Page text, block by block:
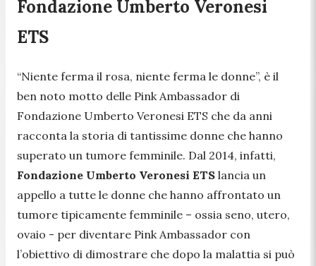
Fondazione Umberto Veronesi
ETS
“Niente ferma il rosa, niente ferma le donne”, è il
ben noto motto delle Pink Ambassador di
Fondazione Umberto Veronesi ETS che da anni
racconta la storia di tantissime donne che hanno
superato un tumore femminile. Dal 2014, infatti,
Fondazione Umberto Veronesi ETS lancia un
appello a tutte le donne che hanno affrontato un
tumore tipicamente femminile – ossia seno, utero,
ovaio - per diventare Pink Ambassador con
l’obiettivo di dimostrare che dopo la malattia si può